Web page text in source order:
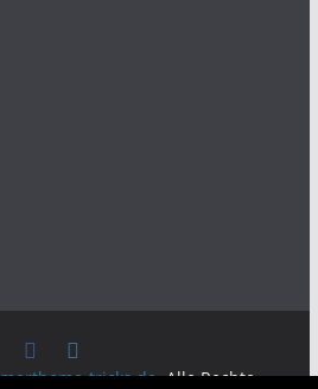
tricks.de. Alle Rechte